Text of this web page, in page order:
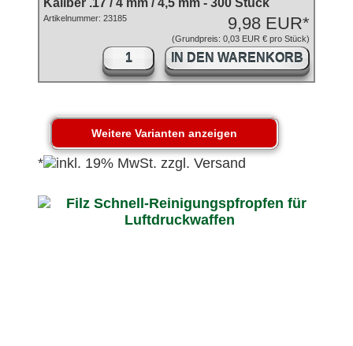
9,98 EUR*
(Grundpreis: 0,03 EUR € pro Stück)
Artikelnummer: 23185
IN DEN WARENKORB
*